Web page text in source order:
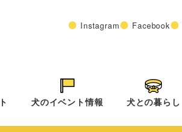
Instagram Facebook
犬のイベント情報 犬との暮らし